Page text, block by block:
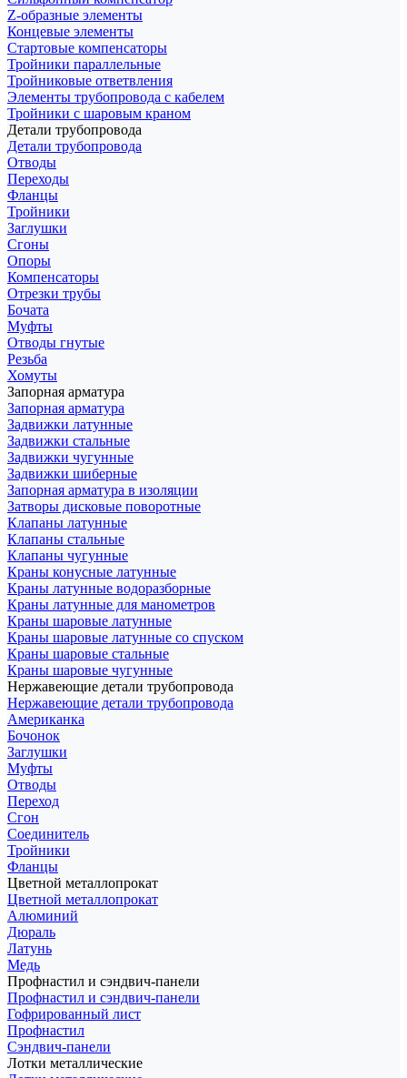
Z-образные элементы
Концевые элементы
Стартовые компенсаторы
Тройники параллельные
Тройниковые ответвления
Элементы трубопровода с кабелем
Тройники с шаровым краном
Детали трубопровода
Детали трубопровода
Отводы
Переходы
Фланцы
Тройники
Заглушки
Сгоны
Опоры
Компенсаторы
Отрезки трубы
Бочата
Муфты
Отводы гнутые
Резьба
Хомуты
Запорная арматура
Запорная арматура
Задвижки латунные
Задвижки стальные
Задвижки чугунные
Задвижки шиберные
Запорная арматура в изоляции
Затворы дисковые поворотные
Клапаны латунные
Клапаны стальные
Клапаны чугунные
Краны конусные латунные
Краны латунные водоразборные
Краны латунные для манометров
Краны шаровые латунные
Краны шаровые латунные со спуском
Краны шаровые стальные
Краны шаровые чугунные
Нержавеющие детали трубопровода
Нержавеющие детали трубопровода
Американка
Бочонок
Заглушки
Муфты
Отводы
Переход
Сгон
Соединитель
Тройники
Фланцы
Цветной металлопрокат
Цветной металлопрокат
Алюминий
Дюраль
Латунь
Медь
Профнастил и сэндвич-панели
Профнастил и сэндвич-панели
Гофрированный лист
Профнастил
Сэндвич-панели
Лотки металлические